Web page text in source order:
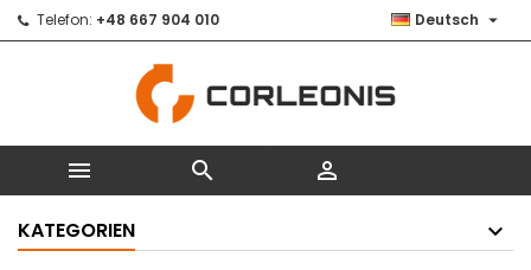
Telefon: +48 667 904 010 Deutsch 
  
KATEGORIEN